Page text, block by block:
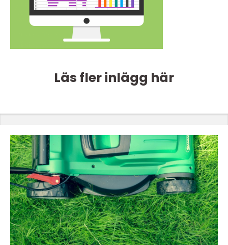
Läs fler inlägg här